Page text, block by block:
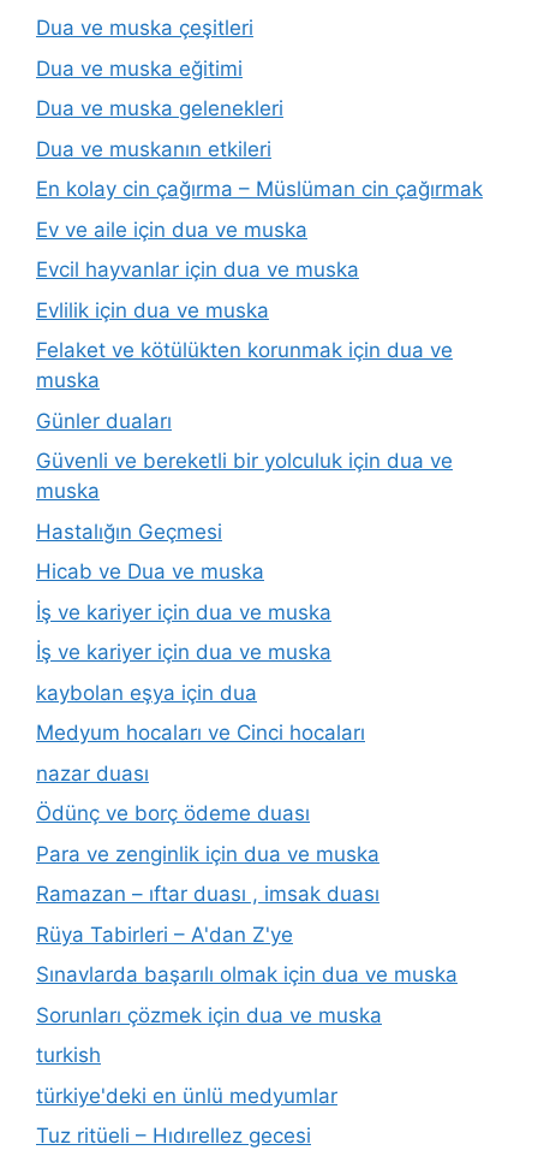
Dua ve muska çeşitleri
Dua ve muska eğitimi
Dua ve muska gelenekleri
Dua ve muskanın etkileri
En kolay cin çağırma – Müslüman cin çağırmak
Ev ve aile için dua ve muska
Evcil hayvanlar için dua ve muska
Evlilik için dua ve muska
Felaket ve kötülükten korunmak için dua ve
muska
Günler duaları
Güvenli ve bereketli bir yolculuk için dua ve
muska
Hastalığın Geçmesi
Hicab ve Dua ve muska
İş ve kariyer için dua ve muska
İş ve kariyer için dua ve muska
kaybolan eşya için dua
Medyum hocaları ve Cinci hocaları
nazar duası
Ödünç ve borç ödeme duası
Para ve zenginlik için dua ve muska
Ramazan – ıftar duası , imsak duası
Rüya Tabirleri – A'dan Z'ye
Sınavlarda başarılı olmak için dua ve muska
Sorunları çözmek için dua ve muska
turkish
türkiye'deki en ünlü medyumlar
Tuz ritüeli – Hıdırellez gecesi